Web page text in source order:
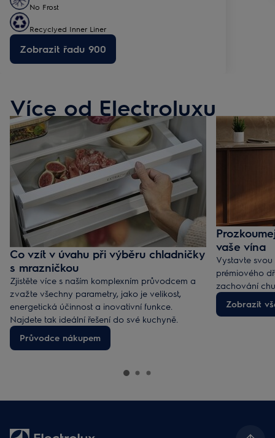
No Frost
Recyclyed Inner Liner
Zobrazit řadu 900
Více od Electroluxu
Co vzít v úvahu při výběru chladničky
s mrazničkou
Zjistěte více s naším komplexním průvodcem a
zvažte všechny parametry, jako je velikost,
energetická účinnost a inovativní funkce.
Najdete tak ideální řešení do své kuchyně.
Průvodce nákupem
vaše vína
Vystavte
prémiového
zachování
Zobrazit